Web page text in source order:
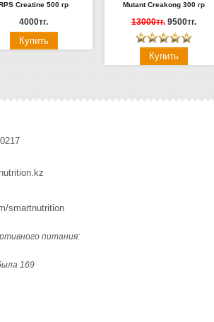
Creatine 500 гр
4000тг.
Mutant Creakong 300 гр
13000тг. 9500тг.
smartnutrition
питания:
169